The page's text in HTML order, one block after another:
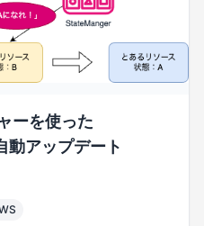
ーを使った
アップデート